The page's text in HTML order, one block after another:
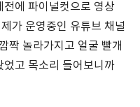
전에 파이널컷으로 영상
가 운영중인 유튜브 채널
짝 놀라가지고 얼굴 빨개
었고 목소리 들어보니까